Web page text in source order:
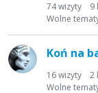
74wizyty 9
Wolne
Koń na
16wizyty 2
Wolne